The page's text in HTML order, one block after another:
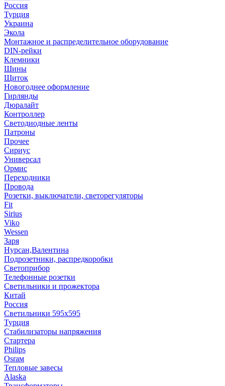
Россия
Турция
Украина
Экола
Монтажное и распределительное оборудование
DIN-рейки
Клемники
Шины
Щиток
Новогоднее оформление
Гирлянды
Дюралайт
Контроллер
Светодиодные ленты
Патроны
Прочее
Сириус
Универсал
Ормис
Переходники
Провода
Розетки, выключатели, светорегуляторы
Fit
Sirius
Viko
Wessen
Заря
Нурсан,Валентина
Подрозетники, распредкоробки
Светоприбор
Телефонные розетки
Светильники и прожектора
Китай
Россия
Светильники 595х595
Турция
Стабилизаторы напряжения
Стартера
Philips
Оsrам
Тепловые завесы
Alaska